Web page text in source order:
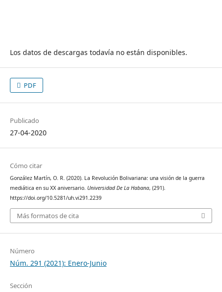
Los datos de descargas todavía no están disponibles.
PDF
Publicado
27-04-2020
Cómo citar
González Martín, O. R. (2020). La Revolución Bolivariana: una visión de la guerra
mediática en su XX aniversario. Universidad De La Habana, (291).
https://doi.org/10.5281/uh.vi291.2239
Más formatos de cita
Número
Núm. 291 (2021): Enero-Junio
Sección